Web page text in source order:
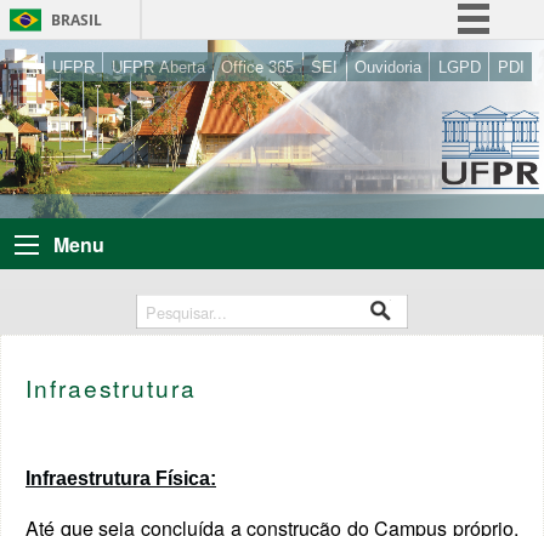
BRASIL
Simplifique!
Comunica BR
Participe
Acesso à informação
Legislação
UFPR UFPR Aberta Office 365 SEI Ouvidoria LGPD PDI
Menu
Infraestrutura
Infraestrutura Física:
Até que seja concluída a construção do Campus próprio,